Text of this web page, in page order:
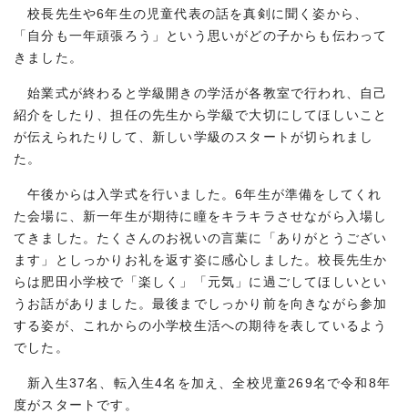
校長先生や6年生の児童代表の話を真剣に聞く姿から、
「自分も一年頑張ろう」という思いがどの子からも伝わって
きました。
始業式が終わると学級開きの学活が各教室で行われ、自己
紹介をしたり、担任の先生から学級で大切にしてほしいこと
が伝えられたりして、新しい学級のスタートが切られまし
た。
午後からは入学式を行いました。6年生が準備をしてくれ
た会場に、新一年生が期待に瞳をキラキラさせながら入場し
てきました。たくさんのお祝いの言葉に「ありがとうござい
ます」としっかりお礼を返す姿に感心しました。校長先生か
らは肥田小学校で「楽しく」「元気」に過ごしてほしいとい
うお話がありました。最後までしっかり前を向きながら参加
する姿が、これからの小学校生活への期待を表しているよう
でした。
新入生37名、転入生4名を加え、全校児童269名で令和8年
度がスタートです。